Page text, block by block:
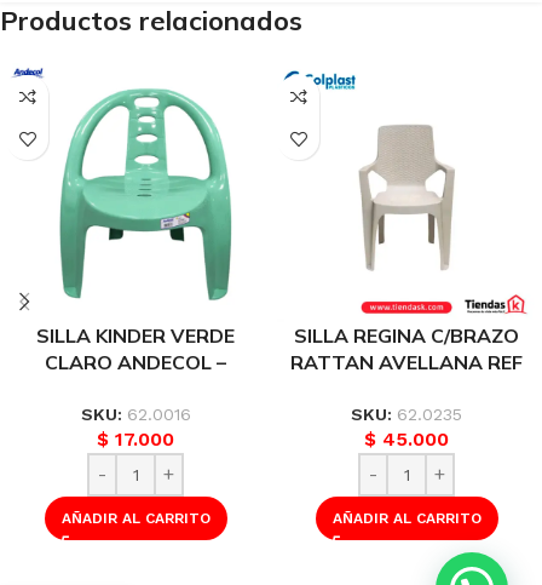
Productos relacionados
SILLA KINDER VERDE
CLARO ANDECOL –
SKU: 62.0016
$ 17.000
AÑADIR AL CARRITO
SILLA REGINA C/BRAZO
RATTAN AVELLANA REF
SKU: 62.0235
$ 45.000
AÑADIR AL CARRITO